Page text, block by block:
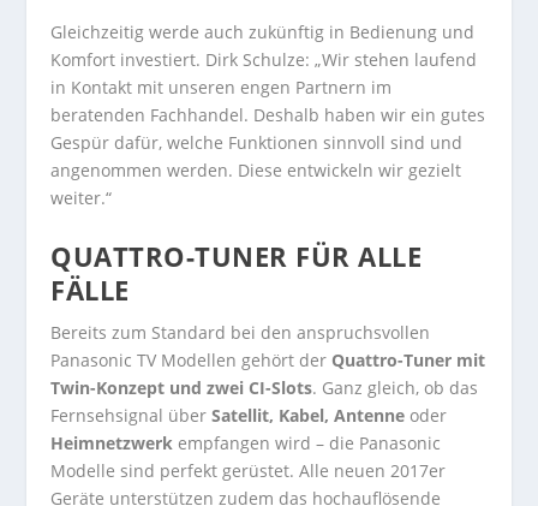
Gleichzeitig werde auch zukünftig in Bedienung und
Komfort investiert. Dirk Schulze: „Wir stehen laufend
in Kontakt mit unseren engen Partnern im
beratenden Fachhandel. Deshalb haben wir ein gutes
Gespür dafür, welche Funktionen sinnvoll sind und
angenommen werden. Diese entwickeln wir gezielt
weiter.“
QUATTRO-TUNER FÜR ALLE
FÄLLE
Bereits zum Standard bei den anspruchsvollen
Panasonic TV Modellen gehört der Quattro-Tuner mit
Twin-Konzept und zwei CI-Slots. Ganz gleich, ob das
Fernsehsignal überSatellit, Kabel, Antenne oder
Heimnetzwerk empfangen wird – die Panasonic
Modelle sind perfekt gerüstet. Alle neuen 2017er
Geräte unterstützen zudem das hochauflösende